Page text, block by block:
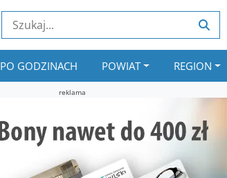
PO GODZINACH POWIAT REGION
reklama